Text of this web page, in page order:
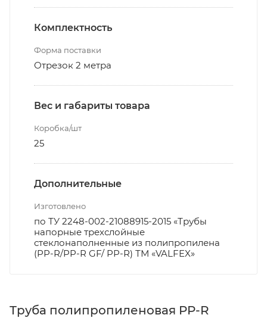
Комплектность
Форма поставки
Отрезок 2 метра
Вес и габариты товара
Коробка/шт
25
Дополнительные
Изготовлено
по ТУ 2248-002-21088915-2015 «Трубы
напорные трехслойные
стеклонаполненные из полипропилена
(PP-R/PP-R GF/ PP-R) ТМ «VALFEX»
Труба полипропиленовая PP-R